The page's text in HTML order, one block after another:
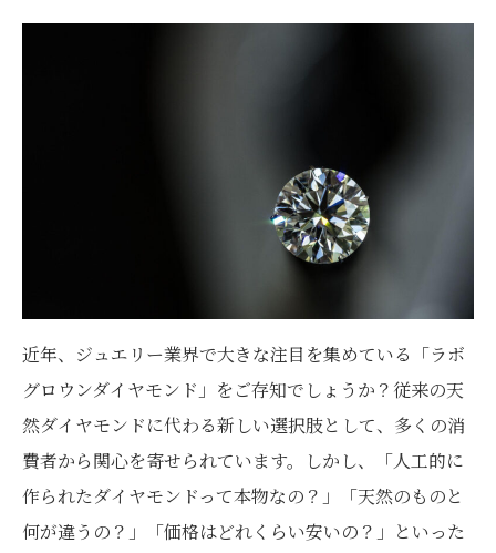
近年、ジュエリー業界で大きな注目を集めている「ラボ
グロウンダイヤモンド」をご存知でしょうか？従来の天
然ダイヤモンドに代わる新しい選択肢として、多くの消
費者から関心を寄せられています。しかし、「人工的に
作られたダイヤモンドって本物なの？」「天然のものと
何が違うの？」「価格はどれくらい安いの？」といった